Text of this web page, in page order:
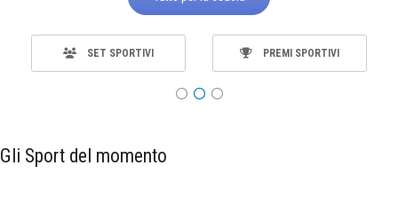
SET SPORTIVI PREMI SPORTIVI
Gli Sport del momento